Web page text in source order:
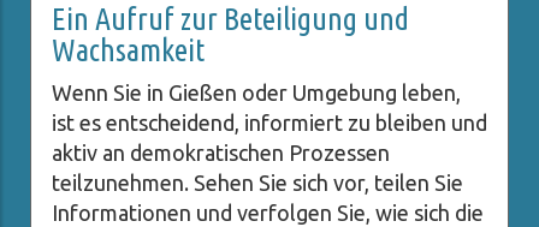
Ein Aufruf zur Beteiligung und
Wachsamkeit
Wenn Sie in Gießen oder Umgebung leben,
ist es entscheidend, informiert zu bleiben und
aktiv an demokratischen Prozessen
teilzunehmen. Sehen Sie sich vor, teilen Sie
Informationen und verfolgen Sie, wie sich die